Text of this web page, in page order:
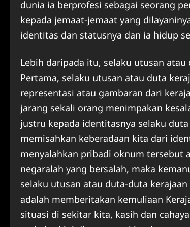
dunia ia berprofesi sebagai seorang
kepada jemaat-jemaat yang
identitas dan statusnya dan ia hidup
Lebih daripada itu, selaku utusan
Pertama, selaku utusan atau duta
representasi atau gambaran dari
jarang sekali orang menimpakan
justru kepada identitasnya selaku
memisahkan keberadaan kita dari
menyalahkan pribadi oknum tersebut
negaralah yang bersalah, maka
selaku utusan atau duta-duta
adalah memberitakan kemuliaan
situasi di sekitar kita, kasih dan